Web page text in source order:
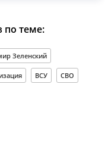
по теме:
Зеленский
ВСУ СВО